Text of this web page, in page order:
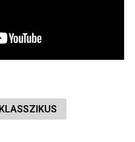
KLASSZIKUS